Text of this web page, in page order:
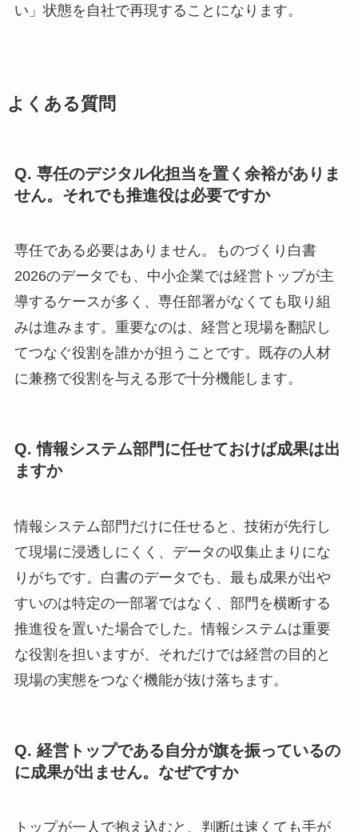
い」状態を自社で再現することになります。
よくある質問
Q. 専任のデジタル化担当を置く余裕がありま
せん。それでも推進役は必要ですか
専任である必要はありません。ものづくり白書
2026のデータでも、中小企業では経営トップが主
導するケースが多く、専任部署がなくても取り組
みは進みます。重要なのは、経営と現場を翻訳し
てつなぐ役割を誰かが担うことです。既存の人材
に兼務で役割を与える形で十分機能します。
Q. 情報システム部門に任せておけば成果は出
ますか
情報システム部門だけに任せると、技術が先行し
て現場に浸透しにくく、データの収集止まりにな
りがちです。白書のデータでも、最も成果が出や
すいのは特定の一部署ではなく、部門を横断する
推進役を置いた場合でした。情報システムは重要
な役割を担いますが、それだけでは経営の目的と
現場の実態をつなぐ機能が抜け落ちます。
Q. 経営トップである自分が旗を振っているの
に成果が出ません。なぜですか
トップが一人で抱え込むと、判断は速くても手が